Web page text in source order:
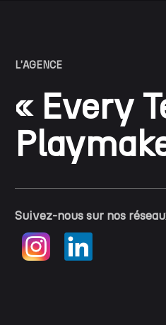
L'AGENCE
« Every
Suivez-nous sur nos